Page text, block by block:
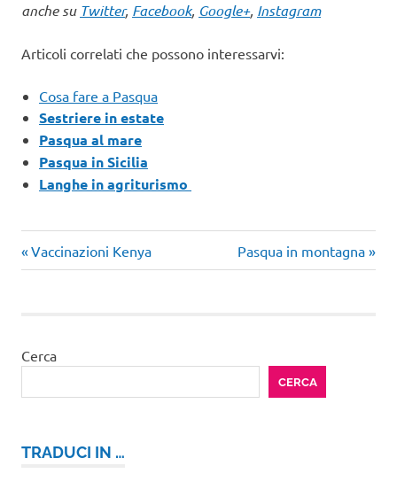
anche su Twitter, Facebook, Google+, Instagram
Articoli correlati che possono interessarvi:
Cosa fare a Pasqua
Sestriere in estate
Pasqua al mare
Pasqua in Sicilia
Langhe in agriturismo
Navigazione
Articolo
precedente:
Vaccinazioni Kenya
Articolo
successivo:
Pasqua in montagna
Cerca
CERCA
TRADUCI IN …